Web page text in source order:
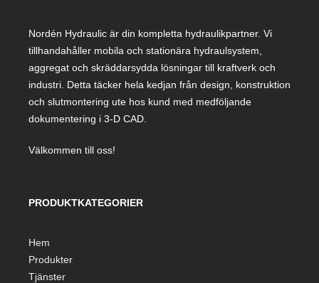
Nordén Hydraulic är din kompletta hydraulikpartner. Vi
tillhandahåller mobila och stationära hydraulsystem,
aggregat och skräddarsydda lösningar till kraftverk och
industri. Detta täcker hela kedjan från design, konstruktion
och slutmontering ute hos kund med medföljande
dokumentering i 3-D CAD.
Välkommen till oss!
PRODUKTKATEGORIER
Hem
Produkter
Tjänster